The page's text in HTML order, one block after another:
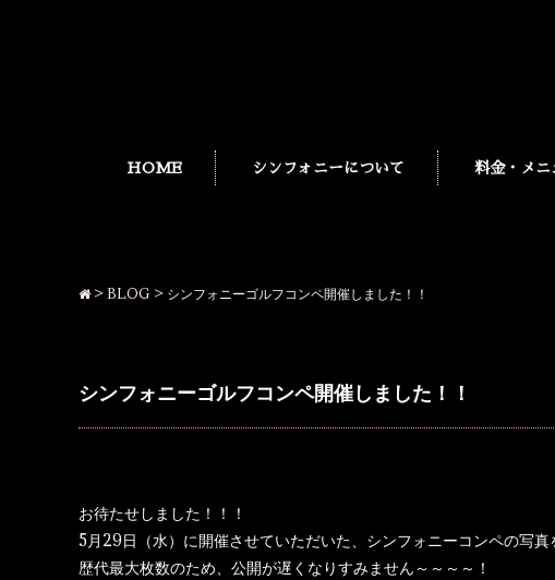
HOME シンフォニーについて 料金・メニ
> BLOG > シンフォニーゴルフコンペ開催しました！！
シンフォニーゴルフコンペ開催しました！！
お待たせしました！！！
5月29日（水）に開催させていただいた、シンフォニーコンペの写真
歴代最大枚数のため、公開が遅くなりすみません～～～～！